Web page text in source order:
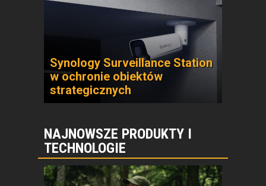
Synology Surveillance Station
w ochronie obiektów
strategicznych
NAJNOWSZE PRODUKTY I
TECHNOLOGIE